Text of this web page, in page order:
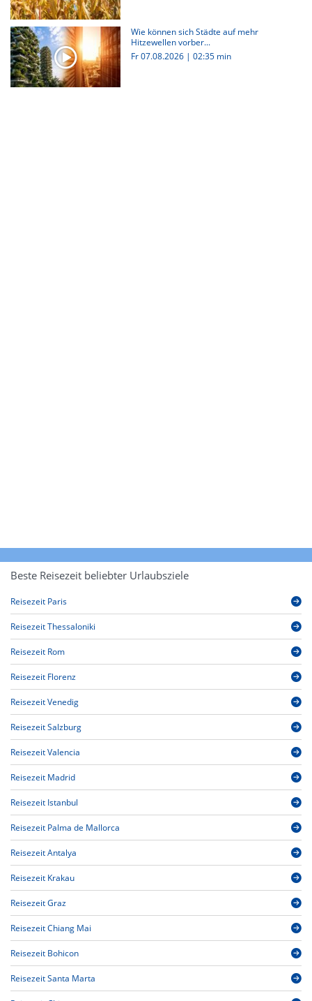
Wie können sich Städte auf mehr
Hitzewellen vorber...
Fr 07.08.2026 | 02:35 min
Beste Reisezeit beliebter Urlaubsziele
Reisezeit Paris
Reisezeit Thessaloniki
Reisezeit Rom
Reisezeit Florenz
Reisezeit Venedig
Reisezeit Salzburg
Reisezeit Valencia
Reisezeit Madrid
Reisezeit Istanbul
Reisezeit Palma de Mallorca
Reisezeit Antalya
Reisezeit Krakau
Reisezeit Graz
Reisezeit Chiang Mai
Reisezeit Bohicon
Reisezeit Santa Marta